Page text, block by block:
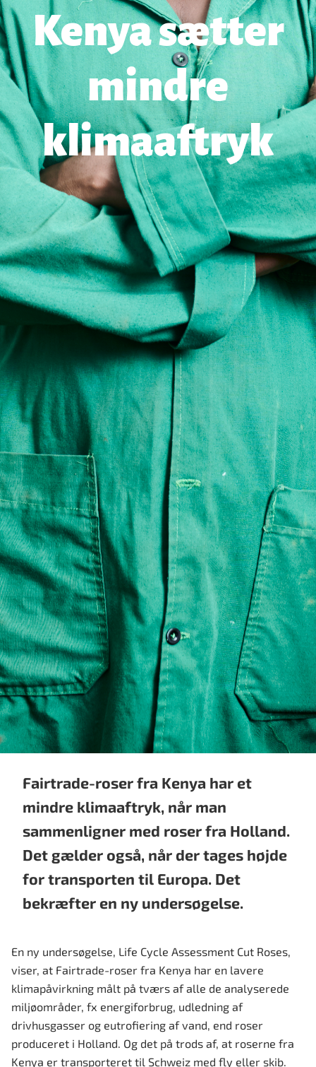
Kenya sætter
mindre
klimaaftryk
Fairtrade-roser fra Kenya har et
mindre klimaaftryk, når man
sammenligner med roser fra Holland.
Det gælder også, når der tages højde
for transporten til Europa. Det
bekræfter en ny undersøgelse.
En ny undersøgelse, Life Cycle Assessment Cut Roses,
viser, at Fairtrade-roser fra Kenya har en lavere
klimapåvirkning målt på tværs af alle de analyserede
miljøområder, fx energiforbrug, udledning af
drivhusgasser og eutrofiering af vand, end roser
produceret i Holland. Og det på trods af, at roserne fra
Kenya er transporteret til Schweiz med fly eller skib.